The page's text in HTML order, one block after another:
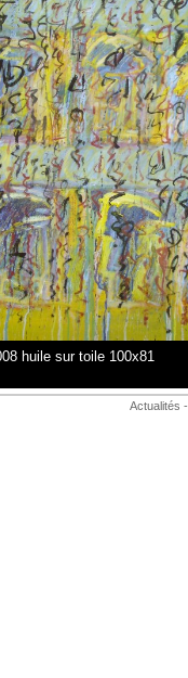
huile sur toile 100x81
Actualités -